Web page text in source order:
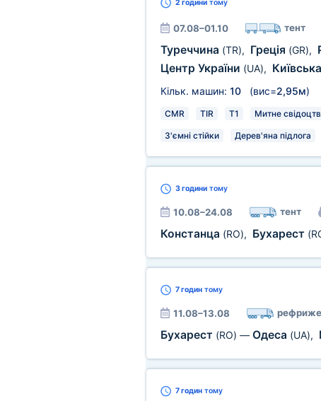
2 годинитому
07.08–01.10 тент
Туреччина (TR), Греція (GR),
Центр України (UA),
Кільк. машин: 10(вис=2,95м)
CMR TIR T1 Митне
З'ємні стійки Дерев'яна підлога
3 годинитому
10.08–24.08 тент
Констанца (RO), Бухарест
7 годинтому
11.08–13.08
Бухарест (RO) — Одеса (UA),
7 годинтому